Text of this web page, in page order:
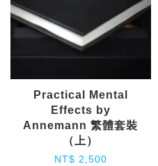
Practical Mental
Effects by
Annemann 繁體套裝
（上）
NT$ 2,500